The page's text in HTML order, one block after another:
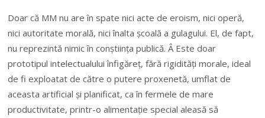
Doar că MM nu are în spate nici acte de eroism, nici operă,
nici autoritate morală, nici înalta școală a gulagului. El, de fapt,
nu reprezintă nimic în conștiința publică. Â Este doar
prototipul intelectualului înfigăreț, fără rigidități morale, ideal
de fi exploatat de către o putere proxenetă, umflat de
aceasta artificial și planificat, ca în fermele de mare
productivitate, printr-o alimentație special aleasă să